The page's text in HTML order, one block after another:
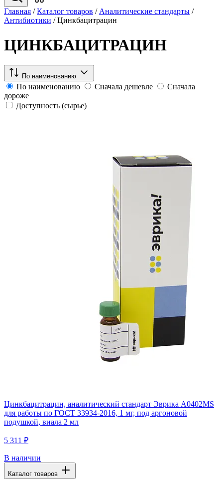
Главная / Каталог товаров / Аналитические стандарты /
Антибиотики / Цинкбацитрацин
ЦИНКБАЦИТРАЦИН
По наименованию
По наименованию Сначала дешевле
Сначала
дороже
Доступность (сырье)
Цинкбацитрацин, аналитический стандарт Эврика A0402MS
для работы по ГОСТ 33934-2016, 1 мг, под аргоновой
подушкой, виала 2 мл
5 311 ₽
В наличии
Каталог товаров